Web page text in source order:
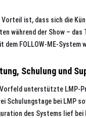
Vorteil ist, dass sich die
während der Show –
dem FOLLOW-ME-
Schulung und
unterstützte LMP-
Schulungstage bei LMP
des Systems lief bei